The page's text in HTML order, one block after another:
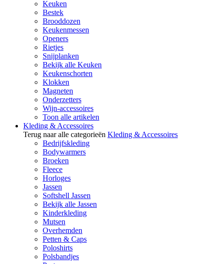
Keuken
Bestek
Brooddozen
Keukenmessen
Openers
Rietjes
Snijplanken
Bekijk alle Keuken
Keukenschorten
Klokken
Magneten
Onderzetters
Wijn-accessoires
Toon alle artikelen
Kleding & Accessoires
Terug naar alle categorieën Kleding & Accessoires
Bedrijfskleding
Bodywarmers
Broeken
Fleece
Horloges
Jassen
Softshell Jassen
Bekijk alle Jassen
Kinderkleding
Mutsen
Overhemden
Petten & Caps
Poloshirts
Polsbandjes